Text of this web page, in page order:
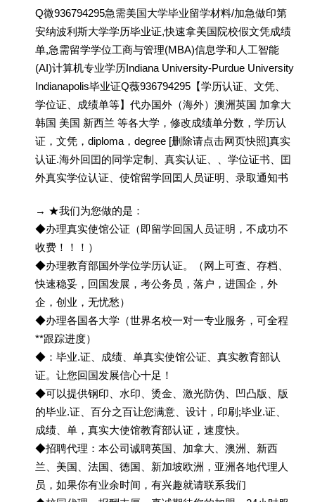
Q微936794295急需美国大学毕业留学材料/加急做印第
安纳波利斯大学学历毕业证,快速拿美国院校假文凭成绩
单,急需留学学位工商与管理(MBA)信息学和人工智能
(AI)计算机专业学历Indiana University-Purdue University
Indianapolis毕业证Q薇936794295【学历认证、文凭、
学位证、成绩单等】代办国外（海外）澳洲英国 加拿大
韩国 美国 新西兰 等各大学，修改成绩单分数，学历认
证，文凭，diploma，degree [删除请点击网页快照]真实
认证.海外回囯的同学定制、真实认证、、学位证书、囯
外真实学位认证、使馆留学回囯人员证明、录取通知书
→ ★我们为您做的是：
◆办理真实使馆公证（即留学回国人员证明，不成功不
收费！！！）
◆办理教育部国外学位学历认证。（网上可查、存档、
快速稳妥，回国发展，考公务员，落户，进国企，外
企，创业，无忧愁）
◆办理各国各大学（世界名校一对一专业服务，可全程
**跟踪进度）
◆：毕业.证、成绩、单真实使馆公证、真实教育部认
证。让您回国发展信心十足！
◆可以提供钢印、水印、烫金、激光防伪、凹凸版、版
的毕业.证、百分之百让您满意、设计，印刷;毕业.证、
成绩、单，真实大使馆教育部认证，速度快。
◆招聘代理：本公司诚聘英国、加拿大、澳洲、新西
兰、美国、法国、德国、新加坡欧洲，亚洲各地代理人
员，如果你有业余时间，有兴趣就请联系我们